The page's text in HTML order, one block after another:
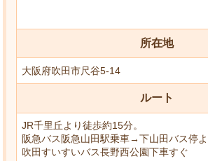
所在地
大阪府吹田市尺谷5-14
ルート
JR千里丘より徒歩約15分。
阪急バス阪急山田駅乗車→下山田バス停
吹田すいすいバス長野西公園下車すぐ